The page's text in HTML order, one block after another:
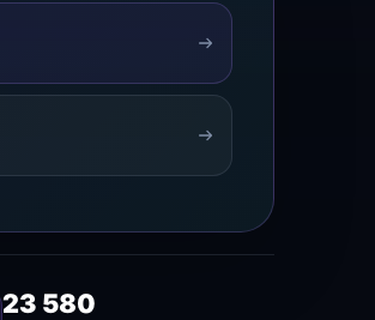
23 580